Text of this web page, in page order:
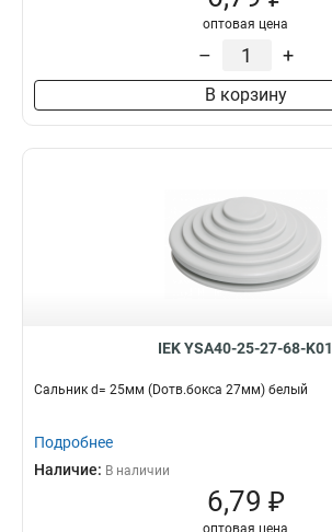
оптовая цена
– +
В корзину
IEK YSA40-25-27-68-K01
Сальник d= 25мм (Dотв.бокса 27мм) белый
Подробнее
Наличие: В наличии
6,79 ₽
оптовая цена